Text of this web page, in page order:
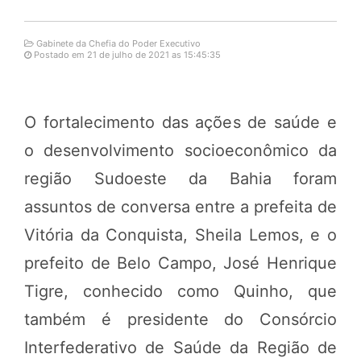
Gabinete da Chefia do Poder Executivo
Postado em 21 de julho de 2021 as 15:45:35
O fortalecimento das ações de saúde e
o desenvolvimento socioeconômico da
região Sudoeste da Bahia foram
assuntos de conversa entre a prefeita de
Vitória da Conquista, Sheila Lemos, e o
prefeito de Belo Campo, José Henrique
Tigre, conhecido como Quinho, que
também é presidente do Consórcio
Interfederativo de Saúde da Região de